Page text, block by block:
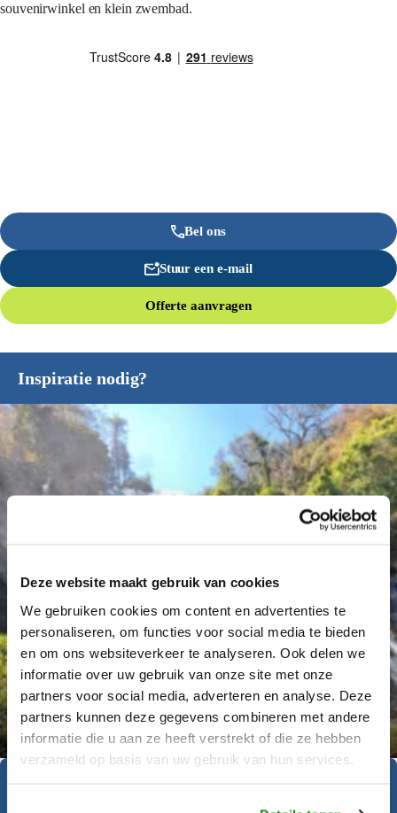
Deze website maakt gebruik van cookies
We gebruiken cookies om content en advertenties te
personaliseren, om functies voor social media te bieden
en om ons websiteverkeer te analyseren. Ook delen we
informatie over uw gebruik van onze site met onze
partners voor social media, adverteren en analyse. Deze
partners kunnen deze gegevens combineren met andere
informatie die u aan ze heeft verstrekt of die ze hebben
verzameld op basis van uw gebruik van hun services.
souvenirwinkel en klein zwembad.
Bel ons
Stuur een e-mail
Offerte aanvragen
Inspiratie nodig?
Déanne Wetzels
Geïnspireerd geraakt?